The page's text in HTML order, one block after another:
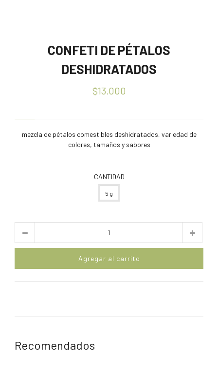
CONFETI DE PÉTALOS
DESHIDRATADOS
$13.000
mezcla de pétalos comestibles deshidratados, variedad de
colores, tamaños y sabores
CANTIDAD
5 g
Agregar al carrito
Recomendados